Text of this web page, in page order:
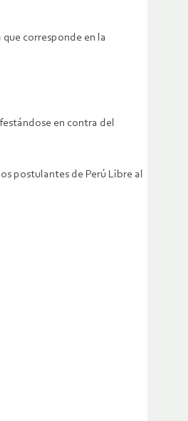
corresponde en la
en contra del
postulantes de Perú Libre al